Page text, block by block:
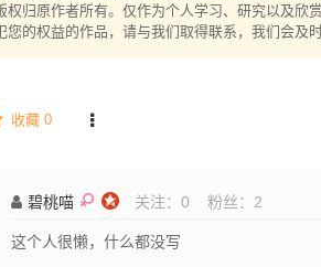
权归原作者所有。仅作为个人学习、研究以及
您的权益的作品，请与我们取得联系，我们会及
收藏 0
碧桃喵 关注： 0 粉丝： 2
这个人很懒，什么都没写